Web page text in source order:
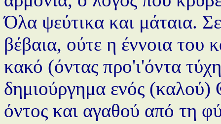
Όλα ψεύτικα και μάταια.
βέβαια, ούτε η έννοια του
κακό (όντας προ'ι'όντα
δημιούργημα ενός (καλού)
όντος και αγαθού από τη